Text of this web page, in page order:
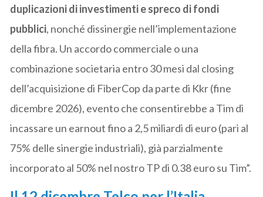
duplicazioni di investimenti e spreco di fondi
pubblici, nonché dissinergie nell’implementazione
della fibra. Un accordo commerciale o una
combinazione societaria entro 30 mesi dal closing
dell’acquisizione di FiberCop da parte di Kkr (fine
dicembre 2026), evento che consentirebbe a Tim di
incassare un earnout fino a 2,5 miliardi di euro (pari al
75% delle sinergie industriali), già parzialmente
incorporato al 50% nel nostro TP di 0.38 euro su Tim”.